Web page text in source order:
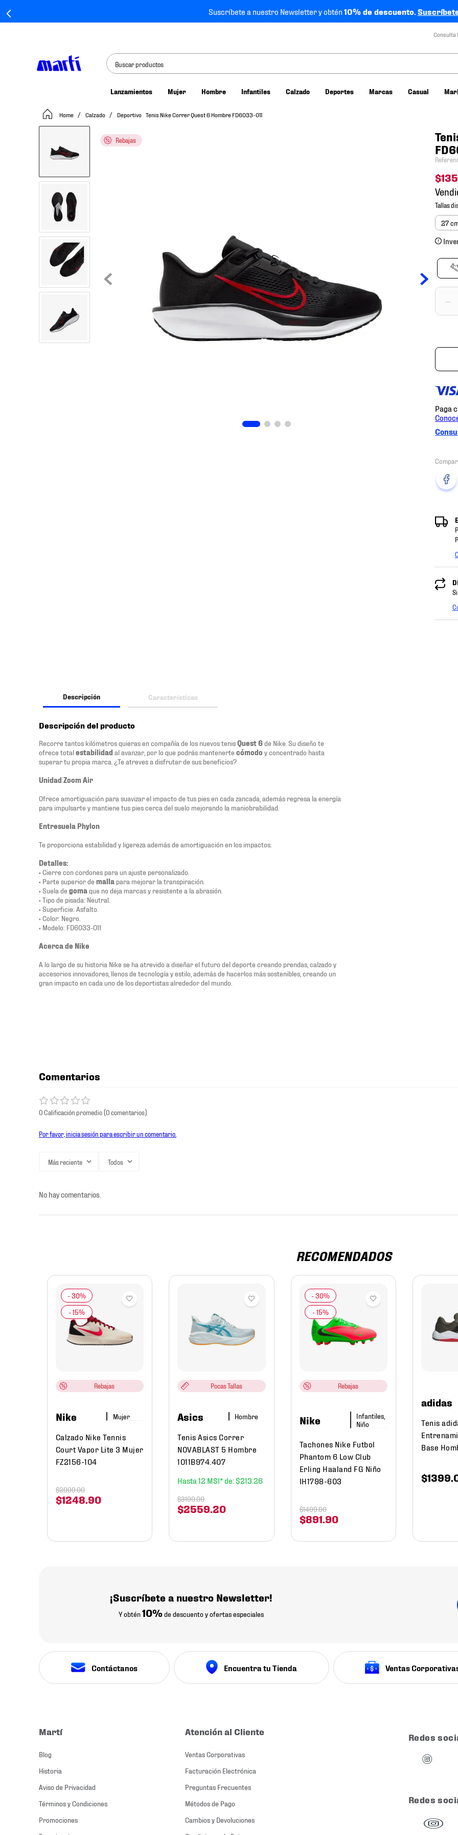
Suscríbete a nuestro Newsletter y obtén10% de descuento.
Consulta
Buscar productos
Lanzamientos Mujer Hombre Infantiles Calzado Deportes Marcas Casual
Calzado Deportivo Tenis Nike Correr Quest 6 Hombre FD6033-011
Rebajas
$
27
－
Descripción Características
Descripción del producto
Recorre tantos kilómetros quieras en compañía de los nuevos tenisQuest 6de Nike. Su diseño te
ofrece totalestabilidad al avanzar, por lo que podrás mantenerte cómodo y concentrado hasta
superar tu propia marca. ¿Te atreves a disfrutar de sus beneficios?
Unidad Zoom Air
Ofrece amortiguación para suavizar el impacto de tus pies en cada zancada, además regresa la energía
para impulsarte y mantiene tus pies cerca del suelo mejorando la maniobrabilidad.
Entresuela Phylon
Te proporciona estabilidad y ligereza además de amortiguación en los impactos.
Detalles:
• Cierre con cordones para un ajuste personalizado.
• Parte superior de malla para mejorar la transpiración.
• Suela de goma que no deja marcas y resistente a la abrasión.
• Tipo de pisada: Neutral.
• Superficie: Asfalto.
• Color: Negro.
• Modelo: FD6033-011
Acerca de Nike
A lo largo de su historia Nike se ha atrevido a diseñar el futuro del deporte creando prendas, calzado y
accesorios innovadores, llenos de tecnología y estilo, además de hacerlos más sostenibles, creando un
gran impacto en cada uno de los deportistas alrededor del mundo.
Comentarios
0 Calificación promedio(0 comentarios)
Por favor, inicia sesión para escribir un comentario.
Más reciente Todos
No hay comentarios.
RECOMENDADOS
Rebajas
Nike Mujer
Calzado Nike Tennis
Court Vapor Lite 3 Mujer
FZ2156-104
$1248.90
$2099.00
Pocas Tallas
Asics Hombre
Tenis Asics Correr
NOVABLAST 5 Hombre
1011B974.407
12
$213 26
$2559.20
$3199.00
Rebajas
Nike
Infantiles,
Niño
Tachones Nike Futbol
Phantom 6 Low Club
Erling Haaland FG Niño
IH1798-603
$891.90
$1499.00
adidas
Tenis
Base
$1399.
¡Suscríbete a nuestro Newsletter!
Y obtén10% de descuento y ofertas especiales
Contáctanos Encuentra tu Tienda Ventas
Martí
Blog
Historia
Aviso de Privacidad
Términos y Condiciones
Promociones
Atención al Cliente
Ventas Corporativas
Facturación Electrónica
Preguntas Frecuentes
Métodos de Pago
Cambios y Devoluciones
Redes
Redes
tenis mujer
tenis niño